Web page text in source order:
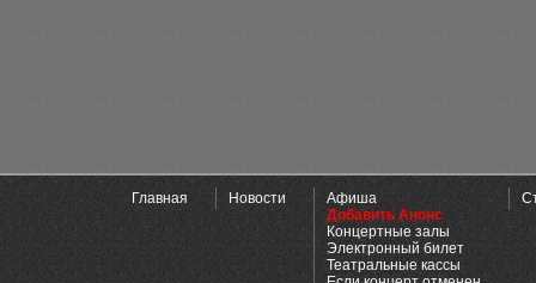
Главная Новости
Афиша
Добавить Анонс
Концертные залы
Электронный билет
Театральные кассы